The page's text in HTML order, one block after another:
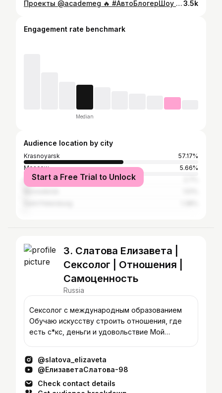
Проекты @academeg 🔥 #АвтоБлогерШоу @autobloggershow @velgutsgarage.ru3.5k
Engagement rate benchmark
Median
Audience location by city
Krasnoyarsk
57.17%
Moscow
5.66%
Abakan
Start a Free Trial to Unlock
3. Слатова Елизавета |
Сексолог | Отношения |
Самоценность
Russia
Сексолог с международным образованием
Обучаю искусству строить отношения, где
есть с*кс, деньги и удовольствие Мой
@slatova_elizaveta
@ЕлизаветаСлатова-98
Check contact details